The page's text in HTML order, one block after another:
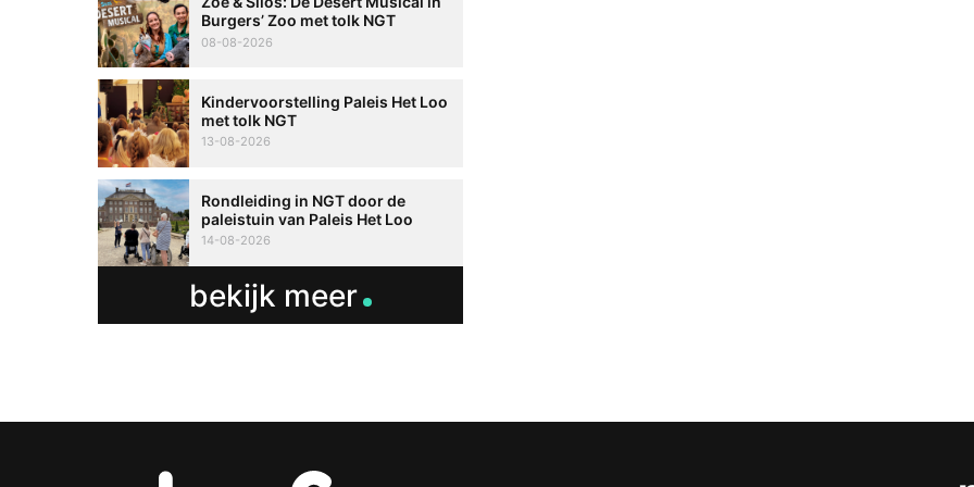
Burgers’ Zoo met tolk NGT
08-08-2026
Kindervoorstelling Paleis Het Loo
met tolk NGT
13-08-2026
Rondleiding in NGT door de
paleistuin van Paleis Het Loo
14-08-2026
bekijk meer